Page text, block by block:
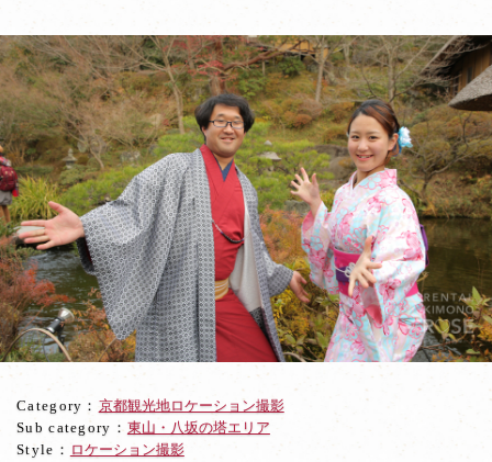
ケ
撮
影：
着
物
姿
で
面
白
ポ
ー
ズ
炸
裂！
仲
良
Category： 京都観光地ロケーション撮影
Sub category： 東山・八坂の塔エリア
Style： ロケーション撮影